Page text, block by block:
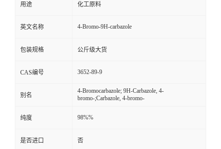
用途 化工原料
英文名称 4-Bromo-9H-carbazole
包装规格 公斤级大货
CAS编号 3652-89-9
别名
4-Bromocarbazole; 9H-Carbazole, 4-
bromo-;Carbazole, 4-bromo-
纯度 98%%
是否进口 否